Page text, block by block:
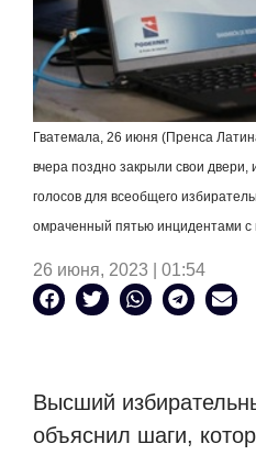
Гватемала, 26 июня (Пренса
вчера поздно закрыли свои двери,
голосов для всеобщего
омраченный пятью инцидентами
26 июня, 2023 | 01:54
Высший
объяснил шаги,